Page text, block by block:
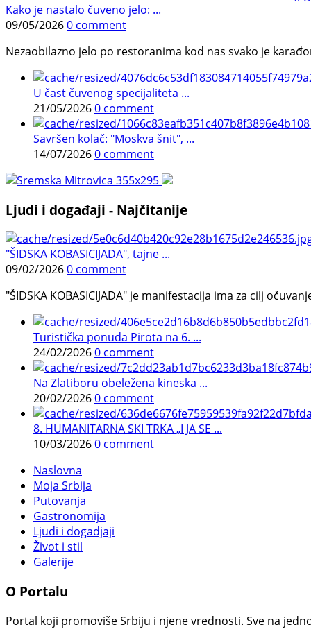
Kako je nastalo čuveno jelo: ...
09/05/20260 comment
Nezaobilazno jelo po restoranima kod nas svako je
U čast čuvenog specijaliteta ...
21/05/20260 comment
Savršen kolač: "Moskva šnit", ...
14/07/20260 comment
Ljudi i događaji - Najčitanije
"ŠIDSKA KOBASICIJADA", tajne ...
09/02/20260 comment
"ŠIDSKA KOBASICIJADA" je manifestacija ima za cilj
Turistička ponuda Pirota na 6. ...
24/02/20260 comment
Na Zlatiboru obeležena kineska ...
20/02/20260 comment
8. HUMANITARNA SKI TRKA „I JA SE ...
10/03/20260 comment
Naslovna
Moja Srbija
Putovanja
Gastronomija
Ljudi i dogadjaji
Život i stil
Galerije
O Portalu
Portal koji promoviše Srbiju i njene vrednosti. Sve na